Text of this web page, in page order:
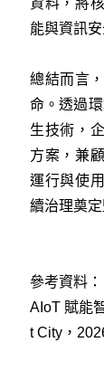
能與資訊安
總結而言
命。透過
生技術，
方案，兼
運行與使
續治理奠
參考資料：
AIoT 賦能
t City，